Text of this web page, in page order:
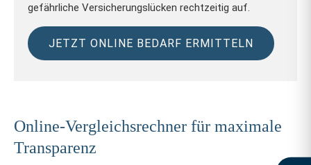
gefährliche Versicherungslücken rechtzeitig auf.
JETZT ONLINE BEDARF ERMITTELN
Online-Vergleichsrechner für maximale
Transparenz